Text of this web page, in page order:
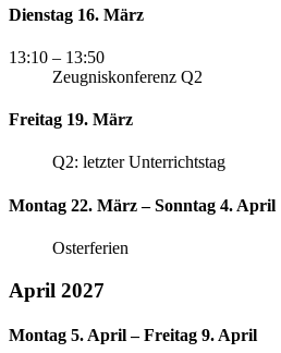
Dienstag 16. März
13:10 – 13:50
Zeugniskonferenz Q2
Freitag 19. März
Q2: letzter Unterrichtstag
Montag 22. März – Sonntag 4. April
Osterferien
April 2027
Montag 5. April – Freitag 9. April